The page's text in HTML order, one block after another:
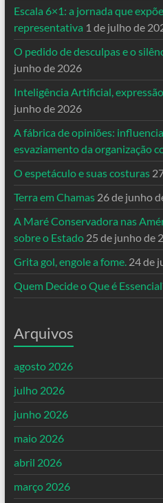
Escala 6×1: a jornada que
representativa 1 de julho de
O pedido de desculpas e o
junho de 2026
Inteligência Artificial,
junho de 2026
A fábrica de opiniões:
esvaziamento da organização
O espetáculo e suas costuras
Terra em Chamas 26 de junho
A Maré Conservadora nas
sobre o Estado 25 de junho de
Grita gol, engole a fome. 24 de
Quem Decide o Que é
Arquivos
agosto 2026
julho 2026
junho 2026
maio 2026
abril 2026
março 2026